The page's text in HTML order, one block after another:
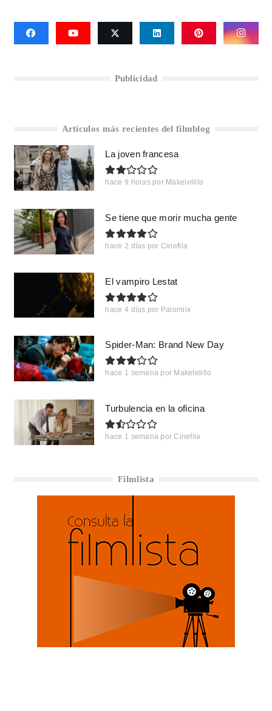
Publicidad
Artículos más recientes del filmblog
La joven francesa
hace 9 horas por Makelelillo
Se tiene que morir mucha gente
hace 2 días por Cinefila
El vampiro Lestat
hace 4 días por Palomiix
Spider-Man: Brand New Day
hace 1 semana por Makelelillo
Turbulencia en la oficina
hace 1 semana por Cinefila
Filmlista